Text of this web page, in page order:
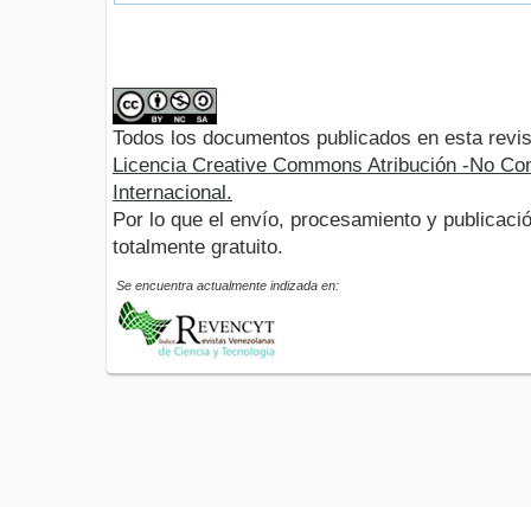
Todos los documentos publicados en esta
Licencia Creative Commons Atribución -No
Internacional.
Por lo que el envío, procesamiento y
totalmente gratuito.
Se encuentra actualmente indizada en: